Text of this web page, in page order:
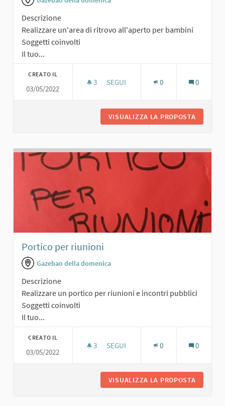
Descrizione
Realizzare un'area di ritrovo all'aperto per bambini
Soggetti coinvolti
Il tuo...
CREATO IL
03/05/2022
3 3 SOSTENITORI
SEGUI 0 0
VISUALIZZA LA PROPOSTA
Portico per riunioni
Gazebao della domenica
Descrizione
Realizzare un portico per riunioni e incontri pubblici
Soggetti coinvolti
Il tuo...
CREATO IL
03/05/2022
3 3 SOSTENITORI
SEGUI 0 0
VISUALIZZA LA PROPOSTA